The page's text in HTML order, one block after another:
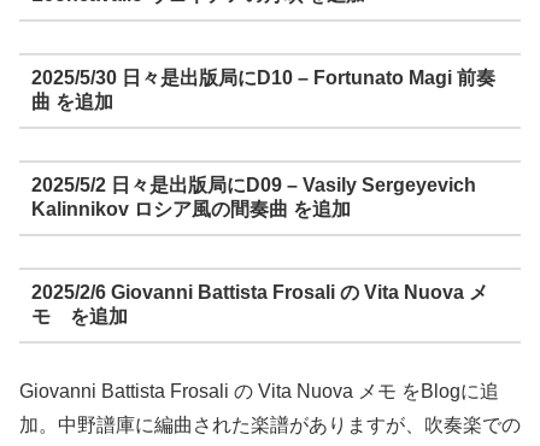
2025/5/30 日々是出版局にD10 – Fortunato Magi 前奏
曲 を追加
2025/5/2 日々是出版局にD09 – Vasily Sergeyevich
Kalinnikov ロシア風の間奏曲 を追加
2025/2/6 Giovanni Battista Frosali の Vita Nuova メ
モ を追加
Giovanni Battista Frosali の Vita Nuova メモ をBlogに追
加。中野譜庫に編曲された楽譜がありますが、吹奏楽での